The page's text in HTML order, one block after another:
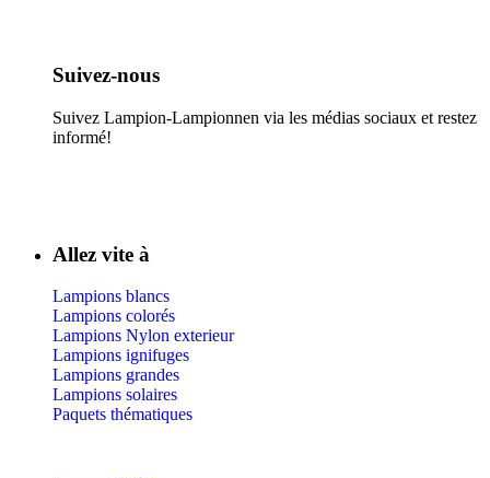
Suivez-nous​
Suivez Lampion-Lampionnen via les médias sociaux et restez
informé!
Allez vite à
Lampions blancs
Lampions colorés
Lampions Nylon exterieur
Lampions ignifuges
Lampions grandes
Lampions solaires
Paquets thématiques